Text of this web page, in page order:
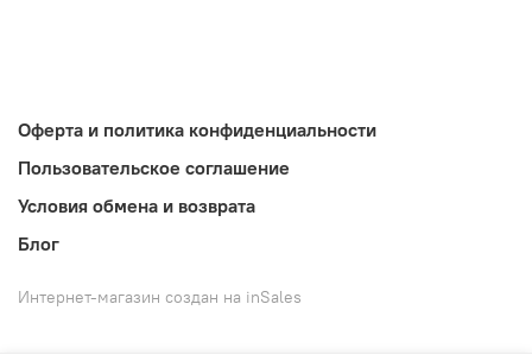
Оферта и политика конфиденциальности
Пользовательское соглашение
Условия обмена и возврата
Блог
Интернет-магазин создан на inSales